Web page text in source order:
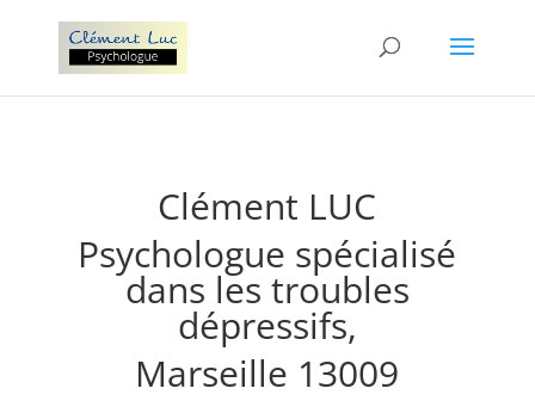
Clément LUC
Psychologue spécialisé
dans les troubles
dépressifs,
Marseille 13009